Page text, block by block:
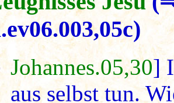
Johannes.05,30]
aus selbst tun.